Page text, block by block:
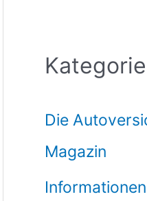
Die
Magazin
Informationen